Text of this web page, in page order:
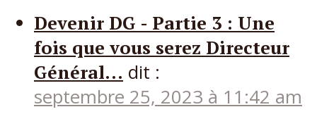
Devenir DG - Partie 3 : Une
fois que vous serez Directeur
Général... dit :
septembre 25, 2023 à 11:42 am